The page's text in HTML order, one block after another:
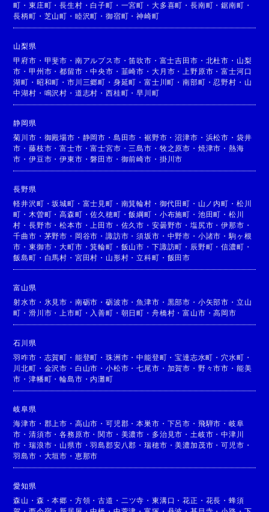
町 ・東庄町 ・長生村 ・ 白子町 ・ 一宮町 ・ 大多喜町 ・ 長南町 ・鋸南町 ・
長柄町 ・ 芝山町 ・ 睦沢町 ・御宿町 ・神崎町
山梨県
甲府市 ・ 甲斐市 ・ 南アルプス市 ・笛吹市 ・ 富士吉田市 ・ 北杜市 ・ 山梨
市 ・甲州市 ・都留市 ・中央市 ・ 韮崎市 ・ 大月市 ・ 上野原市 ・富士河口
湖町 ・ 昭和町 ・市川三郷町 ・ 身延町 ・富士川町 ・南部町 ・忍野村 ・ 山
中湖村 ・ 鳴沢村 ・ 道志村 ・西桂町 ・早川町
静岡県
菊川市 ・ 御殿場市 ・ 静岡市 ・ 島田市 ・裾野市 ・沼津市 ・ 浜松市 ・ 袋井
市 ・藤枝市 ・富士市 ・富士宮市 ・ 三島市 ・ 牧之原市 ・ 焼津市 ・ 熱海
市 ・伊豆市 ・伊東市 ・磐田市 ・ 御前崎市 ・ 掛川市
長野県
軽井沢町 ・坂城町 ・ 富士見町 ・ 南箕輪村 ・ 御代田町 ・ 山ノ内町 ・ 松川
町 ・ 木曽町 ・高森町 ・佐久穂町 ・飯綱町 ・ 小布施町 ・ 池田町 ・ 松川
村 ・長野市 ・松本市 ・ 上田市 ・ 佐久市 ・ 安曇野市 ・ 塩尻市 ・伊那市 ・
千曲市 ・ 茅野市 ・ 岡谷市 ・諏訪市 ・須坂市 ・ 中野市 ・ 小諸市 ・ 駒ヶ根
市 ・東御市 ・大町市 ・箕輪町 ・ 飯山市 ・ 下諏訪町 ・ 辰野町 ・信濃町 ・
飯島町 ・ 白馬村 ・ 宮田村 ・ 山形村 ・立科町 ・ 飯田市
富山県
射水市 ・ 氷見市 ・ 南砺市 ・砺波市 ・魚津市 ・ 黒部市 ・ 小矢部市 ・ 立山
町 ・滑川市 ・ 上市町 ・ 入善町 ・ 朝日町 ・ 舟橋村 ・富山市 ・高岡市
石川県
羽咋市 ・ 志賀町 ・ 能登町 ・珠洲市 ・中能登町 ・宝達志水町 ・ 穴水町 ・
川北町 ・ 金沢市 ・ 白山市 ・小松市 ・七尾市 ・ 加賀市 ・ 野々市市 ・ 能美
市 ・津幡町 ・輪島市 ・ 内灘町
岐阜県
海津市 ・ 郡上市 ・ 高山市 ・可児郡 ・本巣市 ・ 下呂市 ・ 飛騨市 ・ 岐阜
市 ・清須市 ・各務原市 ・関市 ・ 美濃市 ・ 多治見市 ・ 土岐市 ・中津川
市 ・瑞浪市 ・ 山県市 ・羽島郡安八郡 ・瑞穂市 ・美濃加茂市 ・可児市 ・
羽島市 ・ 大垣市 ・ 恵那市
愛知県
森山 ・ 森 ・本郷 ・ 方領 ・古道 ・ 二ツ寺 ・ 東溝口 ・花正 ・ 花長 ・ 蜂須